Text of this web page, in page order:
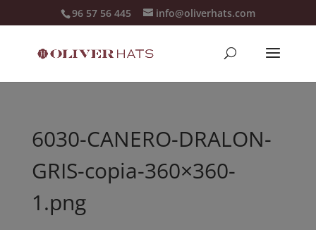
96 57 56 445 info@oliverhats.com
6030-CANERO-DRALON-
GRIS-copia-360×360-
1.png